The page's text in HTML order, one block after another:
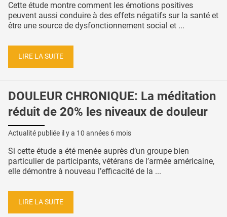
Cette étude montre comment les émotions positives
peuvent aussi conduire à des effets négatifs sur la santé et
être une source de dysfonctionnement social et ...
LIRE LA SUITE
DOULEUR CHRONIQUE: La méditation
réduit de 20% les niveaux de douleur
Actualité publiée il y a 10 années 6 mois
Si cette étude a été menée auprès d’un groupe bien
particulier de participants, vétérans de l’armée américaine,
elle démontre à nouveau l’efficacité de la ...
LIRE LA SUITE